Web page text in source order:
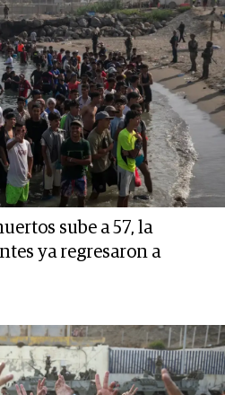
sube a 57, la
ya regresaron a